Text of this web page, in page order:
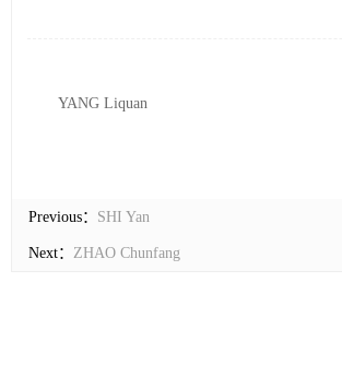
YANG Liquan
Previous： SHI Yan
Next： ZHAO Chunfang